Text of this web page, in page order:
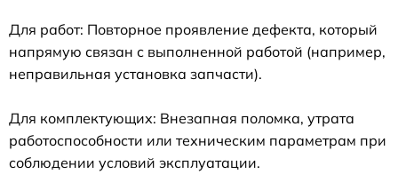
Для работ: Повторное проявление дефекта, который
напрямую связан с выполненной работой (например,
неправильная установка запчасти).
Для комплектующих: Внезапная поломка, утрата
работоспособности или техническим параметрам при
соблюдении условий эксплуатации.